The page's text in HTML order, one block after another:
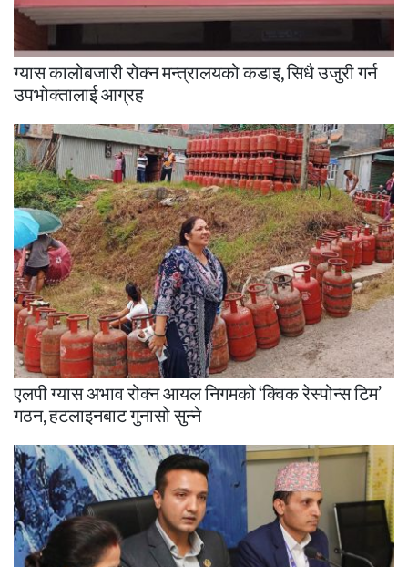
ग्यास कालोबजारी रोक्न मन्त्रालयको कडाइ, सिधै उजुरी गर्न
उपभोक्तालाई आग्रह
एलपी ग्यास अभाव रोक्न आयल निगमको ‘क्विक रेस्पोन्स टिम’
गठन, हटलाइनबाट गुनासो सुन्ने